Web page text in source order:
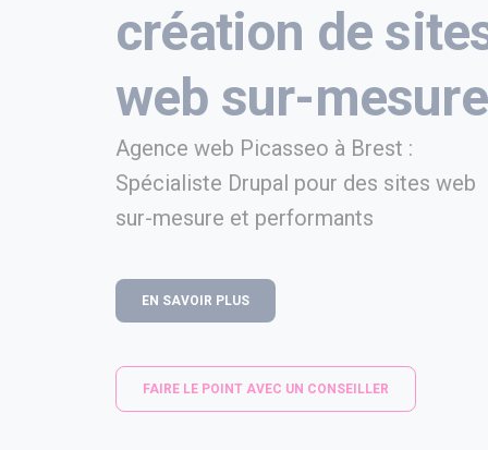
création de
web sur-mesure
Agence web Picasseo à Brest :
Spécialiste Drupal pour des sites web
sur-mesure et performants
EN SAVOIR PLUS
FAIRE LE POINT AVEC UN CONSEILLER